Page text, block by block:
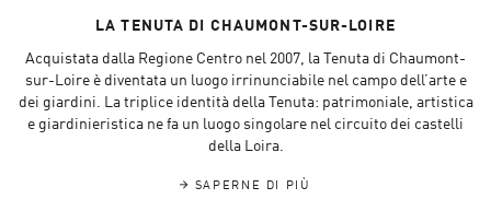
LA TENUTA DI CHAUMONT-SUR-LOIRE
Acquistata dalla Regione Centro nel 2007, la Tenuta di Chaumont-
sur-Loire è diventata un luogo irrinunciabile nel campo dell’arte e
dei giardini. La triplice identità della Tenuta: patrimoniale, artistica
e giardinieristica ne fa un luogo singolare nel circuito dei castelli
della Loira.
SAPERNE DI PIÙ